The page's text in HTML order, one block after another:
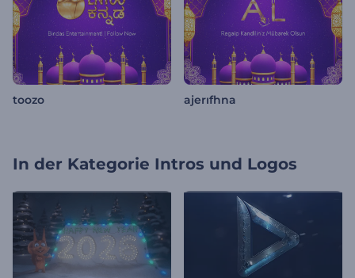
toozo ajerıfhna
In der Kategorie Intros und Logos